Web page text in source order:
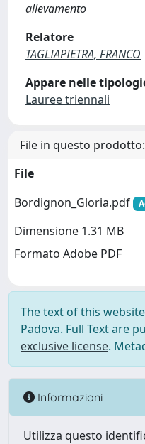
allevamento
Relatore
TAGLIAPIETRA, FRANCO
Appare nelle
Lauree triennali
File in questo prodotto:
File
Bordignon_Gloria.pdf
Dimensione 1.31 MB
Formato Adobe PDF
The text of this
Padova. Full Text are
exclusive license.
Informazioni
Utilizza questo